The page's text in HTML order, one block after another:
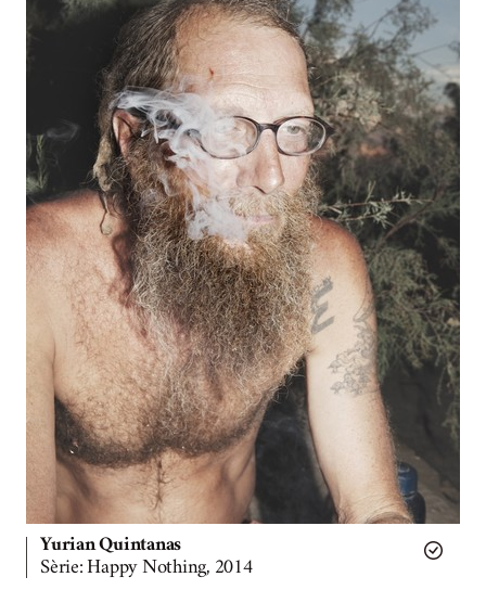
Yurian Quintanas
Sèrie: Happy Nothing, 2014